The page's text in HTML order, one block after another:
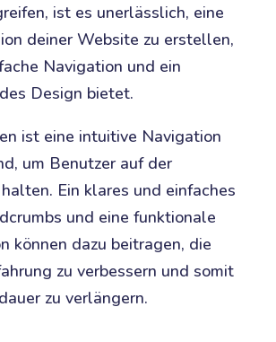
ist es unerlässlich, eine
deiner Website zu erstellen,
Navigation und ein
Design bietet.
ist eine intuitive Navigation
um Benutzer auf der
Ein klares und einfaches
und eine funktionale
können dazu beitragen, die
zu verbessern und somit
zu verlängern.